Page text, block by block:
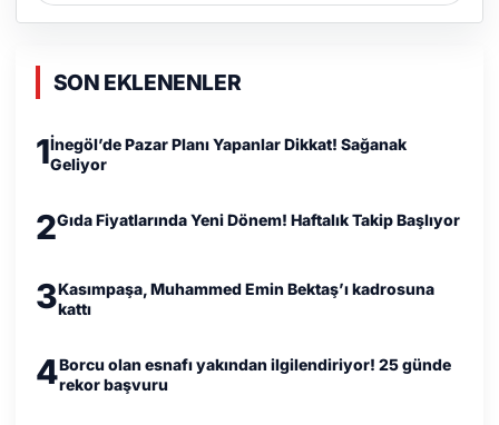
SON EKLENENLER
1İnegöl’de Pazar Planı Yapanlar Dikkat! Sağanak
Geliyor
2Gıda Fiyatlarında Yeni Dönem! Haftalık Takip Başlıyor
3Kasımpaşa, Muhammed Emin Bektaş’ı kadrosuna
kattı
4Borcu olan esnafı yakından ilgilendiriyor! 25 günde
rekor başvuru